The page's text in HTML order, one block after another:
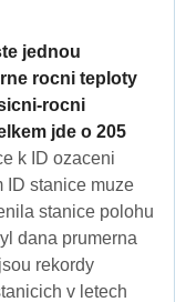
jednou
rocni teploty
rocni
jde o 205
k ID ozaceni
ID stanice muze
stanice polohu
dana prumerna
rekordy
v letech